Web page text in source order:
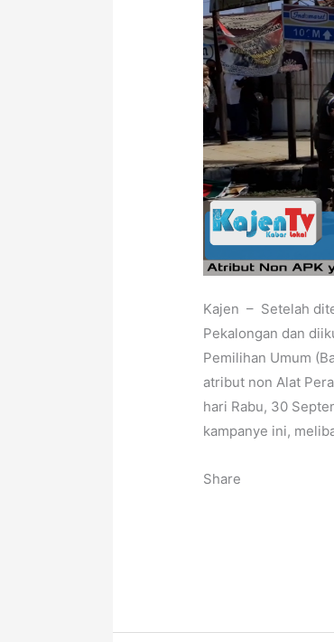
Kajen – Setelah
Pekalongan dan
Pemilihan Umum
atribut non Alat
hari Rabu, 30
kampanye ini,
Share